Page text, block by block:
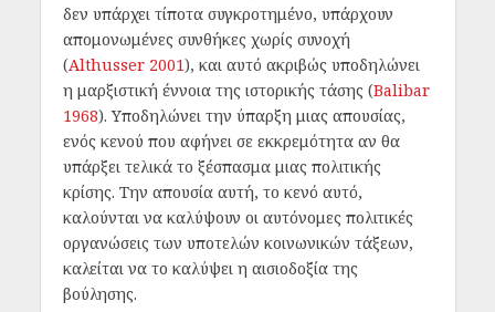
δεν υπάρχει τίποτα συγκροτημένο, υπάρχουν
απομονωμένες συνθήκες χωρίς συνοχή
(Althusser 2001), και αυτό ακριβώς υποδηλώνει
η μαρξιστική έννοια της ιστορικής τάσης (Balibar
1968). Υποδηλώνει την ύπαρξη μιας απουσίας,
ενός κενού που αφήνει σε εκκρεμότητα αν θα
υπάρξει τελικά το ξέσπασμα μιας πολιτικής
κρίσης. Την απουσία αυτή, το κενό αυτό,
καλούνται να καλύψουν οι αυτόνομες πολιτικές
οργανώσεις των υποτελών κοινωνικών τάξεων,
καλείται να το καλύψει η αισιοδοξία της
βούλησης.